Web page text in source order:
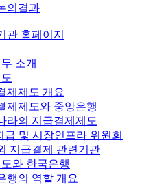
의결과
관 홈페이지
소개
제제도 개요
제제도와 중앙은행
라의 지급결제제도
급 및 시장인프라 위원회
지급결제 관련기관
와 한국은행
행의 역할 개요